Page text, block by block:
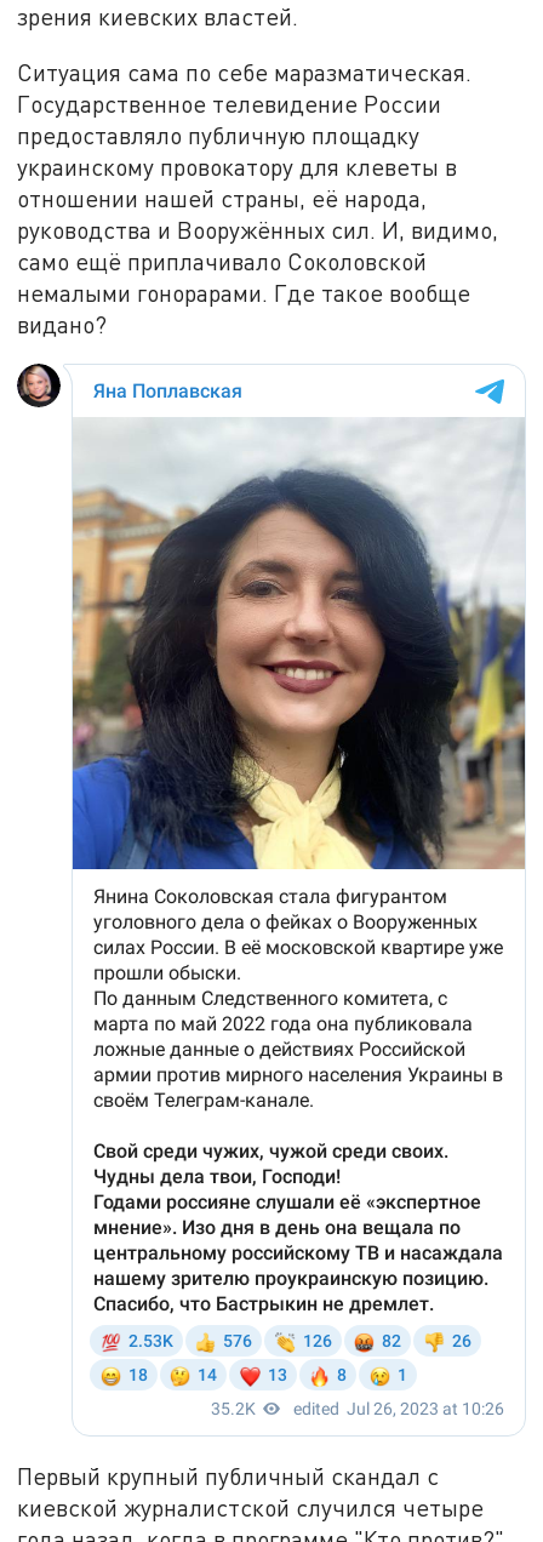
зрения киевских властей.
Ситуация сама по себе маразматическая.
Государственное телевидение России
предоставляло публичную площадку
украинскому провокатору для клеветы в
отношении нашей страны, её народа,
руководства и Вооружённых сил. И, видимо,
само ещё приплачивало Соколовской
немалыми гонорарами. Где такое вообще
видано?
Первый крупный публичный скандал с
киевской журналистской случился четыре